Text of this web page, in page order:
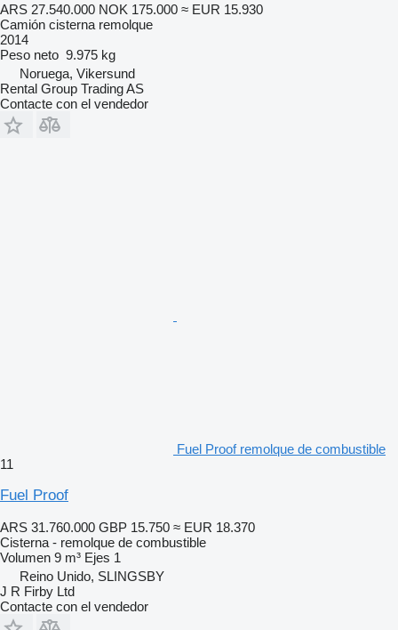
ARS 27.540.000 NOK 175.000 ≈ EUR 15.930
Camión cisterna remolque
2014
Peso neto 9.975 kg
Noruega, Vikersund
Rental Group Trading AS
Contacte con el vendedor
Fuel Proof remolque de combustible
11
Fuel Proof
ARS 31.760.000 GBP 15.750 ≈ EUR 18.370
Cisterna - remolque de combustible
Volumen 9 m³ Ejes 1
Reino Unido, SLINGSBY
J R Firby Ltd
Contacte con el vendedor